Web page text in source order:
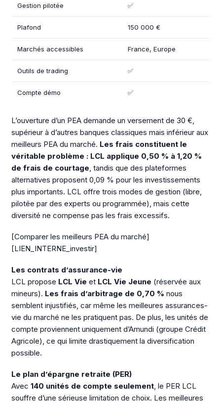
Gestion pilotée ✅
Plafond 150 000 €
Marchés accessibles France, Europe
Outils de trading ✅
Compte démo ✅
L’ouverture d’un PEA demande un versement de 30 €,
supérieur à d’autres banques classiques mais inférieur aux
meilleurs PEA du marché. Les frais constituent le
véritable problème : LCL applique 0,50 % à 1,20 %
de frais de courtage, tandis que des plateformes
alternatives proposent 0,09 % pour les investissements
plus importants. LCL offre trois modes de gestion (libre,
pilotée par des experts ou programmée), mais cette
diversité ne compense pas les frais excessifs.
[Comparer les meilleurs PEA du marché]
[LIEN_INTERNE_investir]
Les contrats d’assurance-vie
LCL propose LCL Vie et LCL Vie Jeune (réservée aux
mineurs). Les frais d’arbitrage de 0,70 % nous
semblent injustifiés, car même les meilleures assurances-
vie du marché ne les pratiquent pas. De plus, les unités de
compte proviennent uniquement d’Amundi (groupe Crédit
Agricole), ce qui limite drastiquement la diversification
possible.
Le plan d’épargne retraite (PER)
Avec 140 unités de compte seulement, le PER LCL
souffre d’une sérieuse limitation de choix. Les meilleures